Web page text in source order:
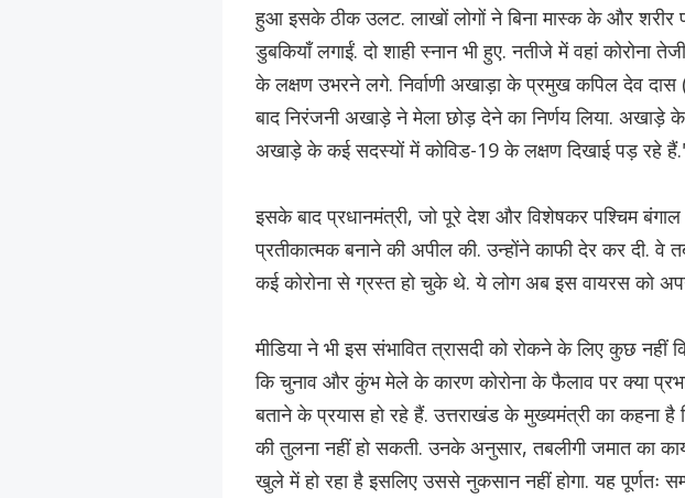
हुआ इसके ठीक उलट. लाखों लोगों ने बिना मास्क के और
डुबकियाँ लगाईं. दो शाही स्नान भी हुए. नतीजे में वहां
के लक्षण उभरने लगे. निर्वाणी अखाड़ा के प्रमुख कपिल देव दास
बाद निरंजनी अखाड़े ने मेला छोड़ देने का निर्णय लिया. अखाड़े के
अखाड़े के कई सदस्यों में कोविड-19 के लक्षण दिखाई पड़ रहे
इसके बाद प्रधानमंत्री, जो पूरे देश और विशेषकर पश्चिम
प्रतीकात्मक बनाने की अपील की. उन्होंने काफी देर कर दी.
कई कोरोना से ग्रस्त हो चुके थे. ये लोग अब इस वायरस को
मीडिया ने भी इस संभावित त्रासदी को रोकने के लिए कुछ
कि चुनाव और कुंभ मेले के कारण कोरोना के फैलाव पर क्या
बताने के प्रयास हो रहे हैं. उत्तराखंड के मुख्यमंत्री का
की तुलना नहीं हो सकती. उनके अनुसार, तबलीगी जमात का
खुले में हो रहा है इसलिए उससे नुकसान नहीं होगा. यह पूर्णतः